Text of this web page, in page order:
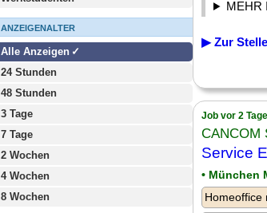
ANZEIGENALTER
Alle Anzeigen
24 Stunden
48 Stunden
3 Tage
7 Tage
2 Wochen
4 Wochen
8 Wochen
MEHR
▶ Zur
Job vor 2
CANCOM
Service
• München
Homeoffice